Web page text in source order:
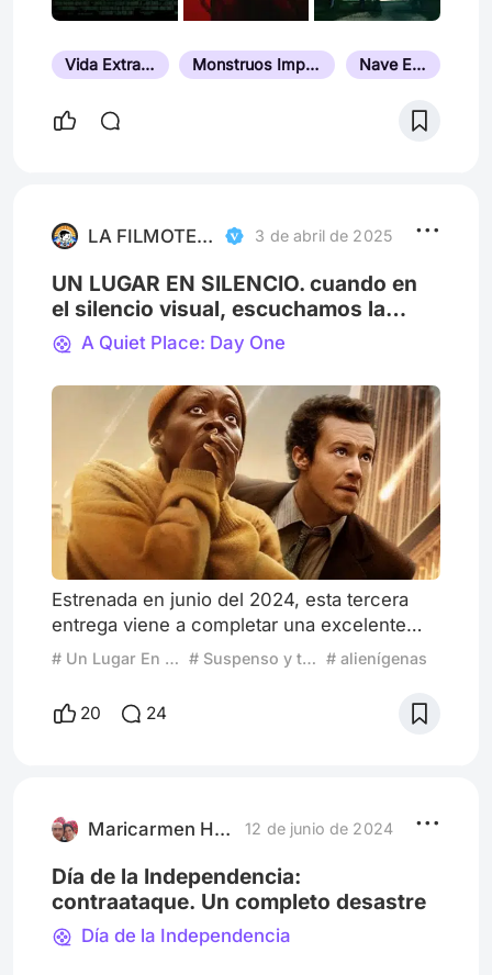
Vida Extraterrestre Monstruos Impresionantes Nave Espacial
LA FILMOTECA INDOMABLE 3 de abril de 2025
UN LUGAR EN SILENCIO. cuando en
el silencio visual, escuchamos la
mirada del corazón.
A Quiet Place: Day One
Estrenada en junio del 2024, esta tercera
entrega viene a completar una excelente
trilogía del género de terror-suspenso del
director Michael Sarnoski. Una historia que
escapa de sus etiquetas genéricas,
teniendo por antagonista a monstruos
le damos a la vida. Dos elemen
# Un Lugar En Silencio Día Uno # Suspenso y terror # alienígenas
20 24
Maricarmen Herrejón 12 de junio de 2024
Día de la Independencia:
contraataque. Un completo desastre
Día de la Independencia